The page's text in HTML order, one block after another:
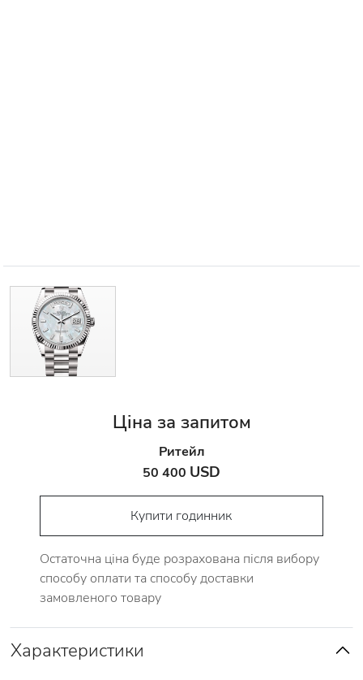
Ціна за запитом
Ритейл
50 400 USD
Купити годинник
Остаточна ціна буде розрахована після вибору
способу оплати та способу доставки
замовленого товару
Характеристики